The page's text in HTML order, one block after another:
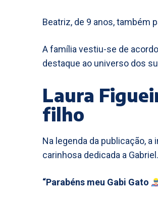
Beatriz, de 9 anos, também
A família vestiu-se de
destaque ao universo dos
Laura
filho
Na legenda da publicação,
carinhosa dedicada a Gabriel.
“Parabéns meu Gabi Gato